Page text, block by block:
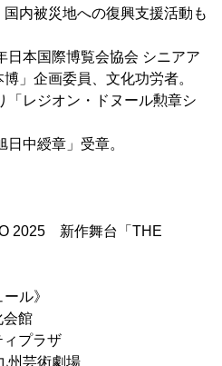
内被災地への復興支援活動も
日本国際博覧会協会 シニアア
」企画委員、文化功労者。
レジオン・ドヌール勲章シ
中綬章」受章。
2025 新作舞台「THE
ル》
館
プラザ
州芸術劇場